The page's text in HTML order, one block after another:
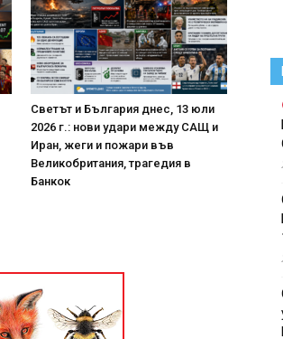
Светът и България днес, 13 юли
2026 г.: нови удари между САЩ и
Иран, жеги и пожари във
Великобритания, трагедия в
Банкок